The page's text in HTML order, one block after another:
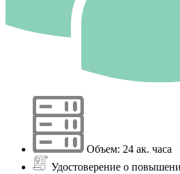
Объем: 24 ак. часа
Удостоверение о